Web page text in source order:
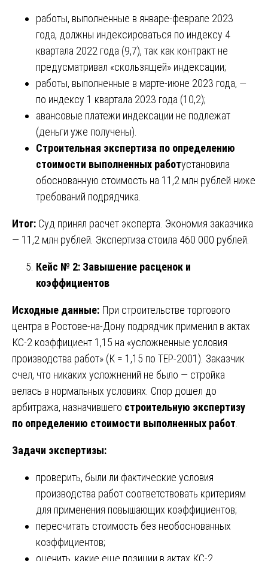
работы, выполненные в январе-феврале 2023
года, должны индексироваться по индексу 4
квартала 2022 года (9,7), так как контракт не
предусматривал «скользящей» индексации;
работы, выполненные в марте-июне 2023 года, —
по индексу 1 квартала 2023 года (10,2);
авансовые платежи индексации не подлежат
(деньги уже получены).
Строительная экспертиза по определению
стоимости выполненных работустановила
обоснованную стоимость на 11,2 млн рублей ниже
требований подрядчика.
Итог: Суд принял расчет эксперта. Экономия заказчика
— 11,2 млн рублей. Экспертиза стоила 460 000 рублей.
Кейс № 2: Завышение расценок и
коэффициентов
Исходные данные: При строительстве торгового
центра в Ростове-на-Дону подрядчик применил в актах
КС-2 коэффициент 1,15 на «усложненные условия
производства работ» (К = 1,15 по ТЕР-2001). Заказчик
счел, что никаких усложнений не было — стройка
велась в нормальных условиях. Спор дошел до
арбитража, назначившего строительную экспертизу
по определению стоимости выполненных работ
Задачи экспертизы:
проверить, были ли фактические условия
производства работ соответствовать критериям
для применения повышающих коэффициентов;
пересчитать стоимость без необоснованных
коэффициентов;
оценить, какие еще позиции в актах КС-2